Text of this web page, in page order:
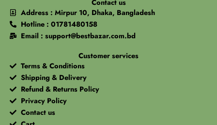
Contact us
Address : Mirpur 10, Dhaka, Bangladesh
Hotline : 01781480158
Email : support@bestbazar.com.bd
Customer services
Terms & Conditions
Shipping & Delivery
Refund & Returns Policy
Privacy Policy
Contact us